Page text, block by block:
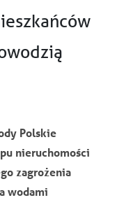
Polskie
nieruchomości
zagrożenia
wodami